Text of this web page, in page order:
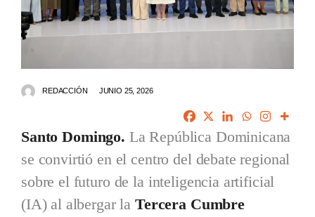
REDACCIÓN JUNIO 25, 2026
Santo Domingo. La República Dominicana
se convirtió en el centro del debate regional
sobre el futuro de la inteligencia artificial
(IA) al albergar laTercera Cumbre